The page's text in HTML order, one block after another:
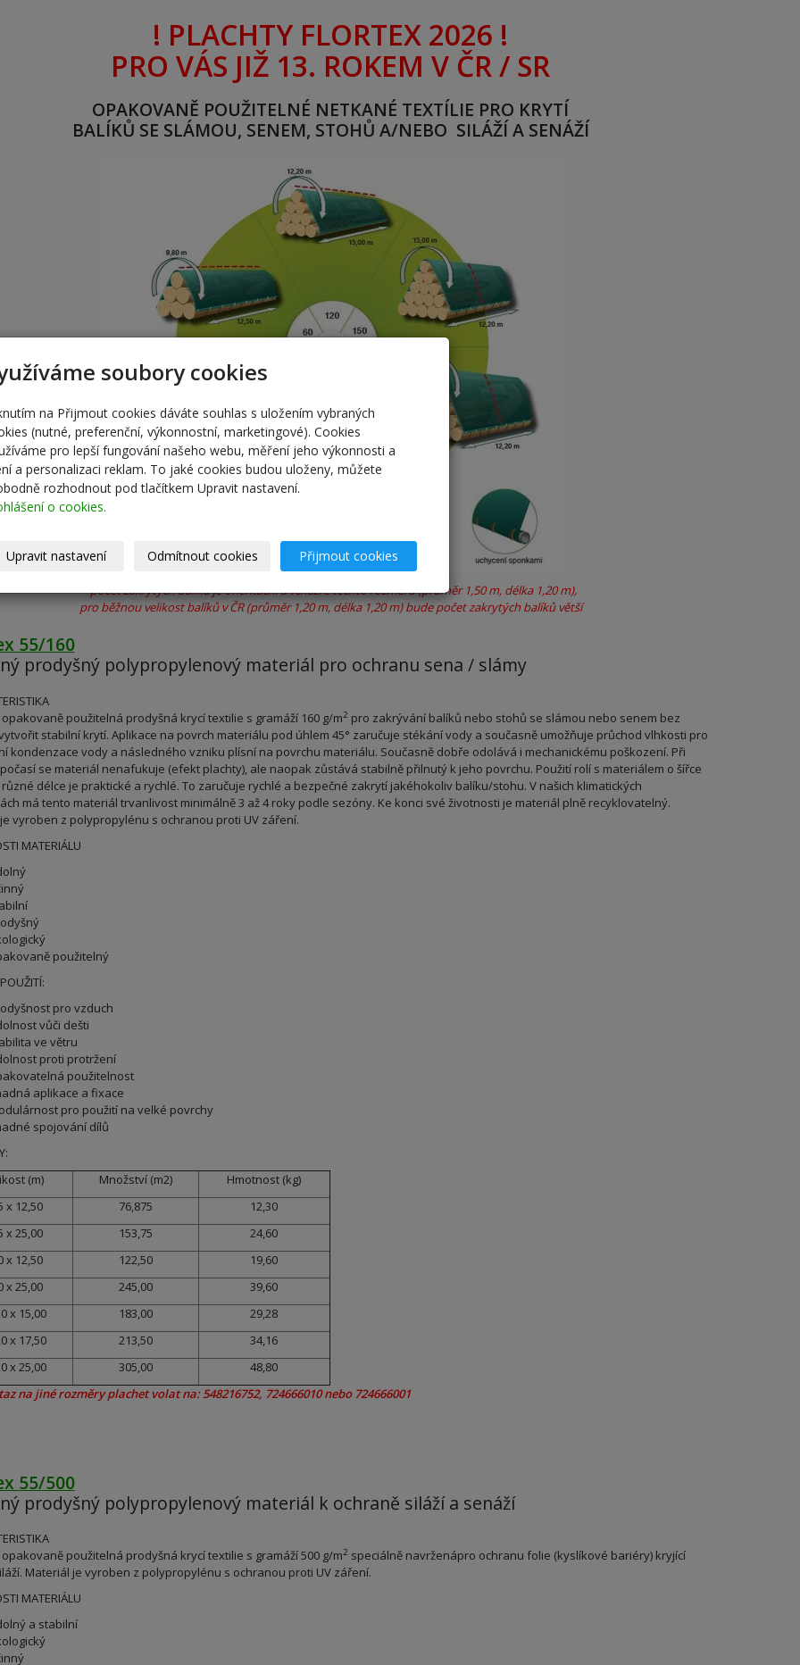
! PLACHTY FLORTEX 2026 !
PRO VÁS JIŽ 13. ROKEM V ČR / SR
OPAKOVANĚ POUŽITELNÉ NETKANÉ TEXTÍLIE PRO KRYTÍ
BALÍKŮ SE SLÁMOU, SENEM, STOHŮ A/NEBO SILÁŽÍ A SENÁŽÍ
* počet zakrytých balíků je orientační a vchází z těchto rozměrů (průměr 1,50 m, délka 1,20 m),
pro běžnou velikost balíků v ČR (průměr 1,20 m, délka 1,20 m) bude počet zakrytých balíků větší
55/160
prodyšný polypropylenový materiál pro ochranu sena / slámy
použitelná prodyšná krycí textilie s gramáží 160 g/m2 pro zakrývání balíků nebo stohů se slámou nebo senem bez
stabilní krytí. Aplikace na povrch materiálu pod úhlem 45° zaručuje stékání vody a současně umožňuje průchod vlhkosti pro
kondenzace vody a následného vzniku plísní na povrchu materiálu. Současně dobře odolává i mechanickému poškození. Při
se materiál nenafukuje (efekt plachty), ale naopak zůstává stabilně přilnutý k jeho povrchu. Použití rolí s materiálem o šířce
různé délce je praktické a rychlé. To zaručuje rychlé a bezpečné zakrytí jakéhokoliv balíku/stohu. V našich klimatických
má tento materiál trvanlivost minimálně 3 až 4 roky podle sezóny. Ke konci své životnosti je materiál plně recyklovatelný.
vyroben z polypropylénu s ochranou proti UV záření.
MATERIÁLU
použitelný
pro vzduch
vůči dešti
ve větru
proti protržení
použitelnost
aplikace a fixace
pro použití na velké povrchy
spojování dílů
(m)
Množství (m2)
Hmotnost (kg)
x 12,50
76,875
12,30
x 25,00
153,75
24,60
x 12,50
122,50
19,60
x 25,00
245,00
39,60
x 15,00
183,00
29,28
x 17,50
213,50
34,16
x 25,00
305,00
48,80
na jiné rozměry plachet volat na: 548216752, 724666010 nebo 724666001
55/500
prodyšný polypropylenový materiál k ochraně siláží a senáží
použitelná prodyšná krycí textilie s gramáží 500 g/m2 speciálně navrženápro ochranu folie (kyslíkové bariéry) kryjící
Materiál je vyroben z polypropylénu s ochranou proti UV záření.
MATERIÁLU
a stabilní
soubory cookies
na Přijmout cookies dáváte souhlas s uložením vybraných
(nutné, preferenční, výkonnostní, marketingové). Cookies
pro lepší fungování našeho webu, měření jeho výkonnosti a
a personalizaci reklam. To jaké cookies budou uloženy, můžete
rozhodnout pod tlačítkem Upravit nastavení.
o cookies.
Upravit nastavení Odmítnout cookies Přijmout cookies